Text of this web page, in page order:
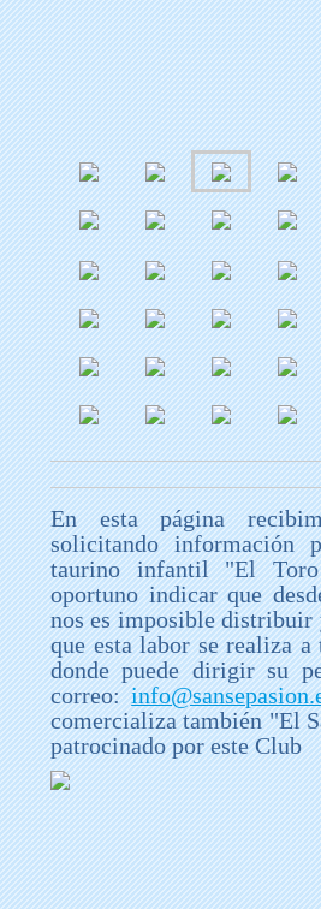
En esta página
solicitando información
taurino infantil "El
oportuno indicar que
nos es imposible
que esta labor se realiza
donde puede dirigir su
correo:
comercializa también "El
patrocinado por este Club